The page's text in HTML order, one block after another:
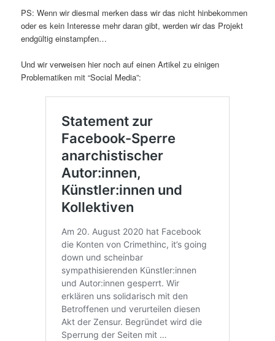
PS: Wenn wir diesmal merken dass wir das nicht hinbekommen
oder es kein Interesse mehr daran gibt, werden wir das Projekt
endgültig einstampfen…
Und wir verweisen hier noch auf einen Artikel zu einigen
Problematiken mit “Social Media”: